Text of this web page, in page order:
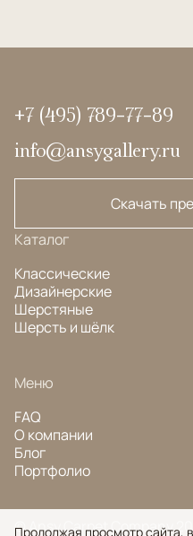
+7 (495) 789-77-89
info@ansygallery.ru
Скачать
Каталог
Классические
Дизайнерские
Шерстяные
Шерсть и шёлк
Меню
FAQ
О компании
Блог
Портфолио
© Ansy Carpet Company
Продолжая просмотр сайта,